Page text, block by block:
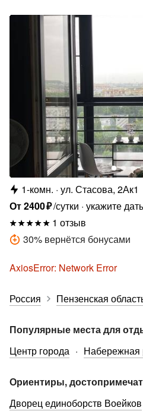
1-комн. ул. Стасова, 2Ак1
От2400₽/сутки укажите
1 отзыв
30% вернётся бонусами
AxiosError: Network Error
Россия Пензенская
Популярные места для
Центр города
Набережная
Ориентиры,
Дворец единоборств Воейков